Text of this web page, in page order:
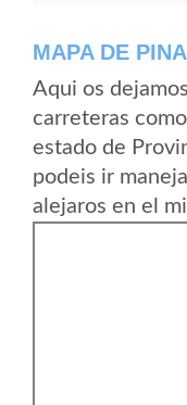
MAPA DE
Aqui os
carreteras
estado de
podeis ir
alejaros en el